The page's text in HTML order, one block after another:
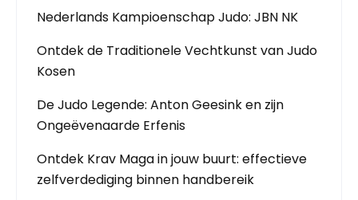
Nederlands Kampioenschap Judo: JBN NK
Ontdek de Traditionele Vechtkunst van Judo
Kosen
De Judo Legende: Anton Geesink en zijn
Ongeëvenaarde Erfenis
Ontdek Krav Maga in jouw buurt: effectieve
zelfverdediging binnen handbereik